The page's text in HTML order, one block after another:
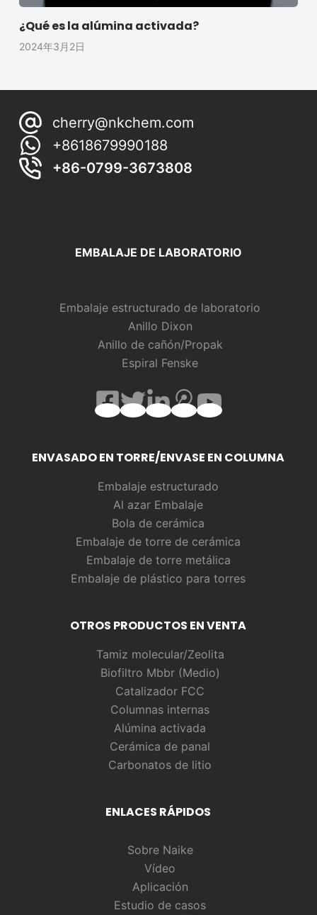
¿Qué es la alúmina activada?
2024年3月2日
cherry@nkchem.com
+8618679990188
+86-0799-3673808
EMBALAJE DE LABORATORIO
Embalaje estructurado de laboratorio
Anillo Dixon
Anillo de cañón/Propak
Espiral Fenske
ENVASADO EN TORRE/ENVASE EN COLUMNA
Embalaje estructurado
Al azar Embalaje
Bola de cerámica
Embalaje de torre de cerámica
Embalaje de torre metálica
Embalaje de plástico para torres
OTROS PRODUCTOS EN VENTA
Tamiz molecular/Zeolita
Biofiltro Mbbr (Medio)
Catalizador FCC
Columnas internas
Alúmina activada
Cerámica de panal
Carbonatos de litio
ENLACES RÁPIDOS
Sobre Naike
Vídeo
Aplicación
Estudio de casos